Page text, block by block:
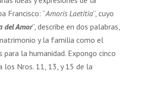
Francisco: “Amoris Laetitia”, cuyo
del Amor”, describe en dos palabras,
y la familia como el
la humanidad. Expongo cinco
los Nros. 11, 13, y 15 de la